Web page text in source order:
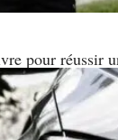
pour réussir